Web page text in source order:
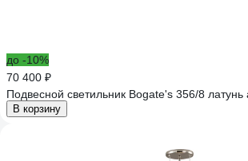
до -10%
70 400 ₽
Подвесной светильник Bogate's 356/8 латунь
В корзину